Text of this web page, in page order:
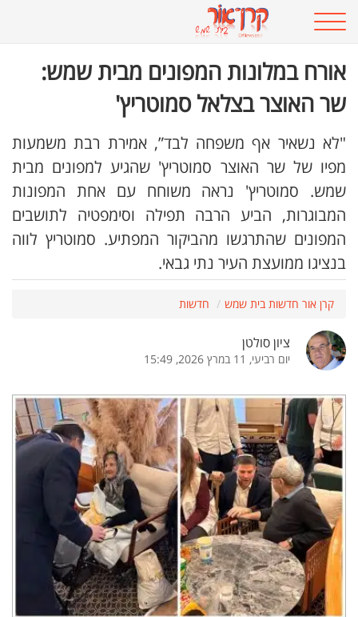
אורח במלונות המפונים מבית שמש:
שר האוצר בצלאל סמוטריץ'
"לא נשאיר אף משפחה לבד”, אמירת רבת משמעות
מפיו של שר האוצר סמוטריץ' שהגיע למפונים מבית
שמש. סמוטריץ' נראה משוחח עם אחת המפונות
המבוגרות, הביע הרבה תפילה וסימפטיה לתושבים
המפונים שהתרגשו מהביקור המפתיע. סמוטריץ לווה
בנציגו ממועצת העיר נתי גבאי.
קרן אור חדשות בית שמש חדשות
ציון סולטן
יום רביעי, 11 במרץ 2026, 15:49